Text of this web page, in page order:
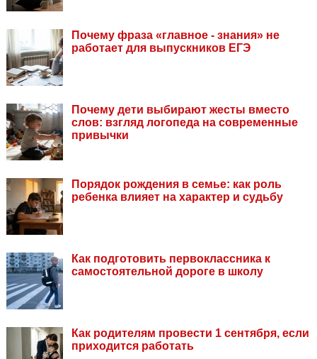
Почему фраза «главное - знания» не
работает для выпускников ЕГЭ
Почему дети выбирают жесты вместо
слов: взгляд логопеда на современные
привычки
Порядок рождения в семье: как роль
ребенка влияет на характер и судьбу
Как подготовить первоклассника к
самостоятельной дороге в школу
Как родителям провести 1 сентября, если
приходится работать